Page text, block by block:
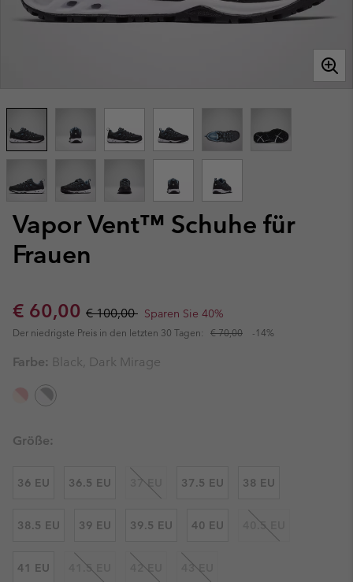
Vapor Vent™ Schuhe für
Frauen
Sale price:
€ 60,00 Regular price:
€ 100,00 Sparen Sie 40%
Der niedrigste Preis in den letzten 30 Tagen: € 70,00 -14%
Farbe: Black, Dark Mirage
Größe:
36 EU 36.5 EU 37 EU 37.5 EU 38 EU
38.5 EU 39 EU 39.5 EU 40 EU 40.5 EU
41 EU 41.5 EU 42 EU 43 EU